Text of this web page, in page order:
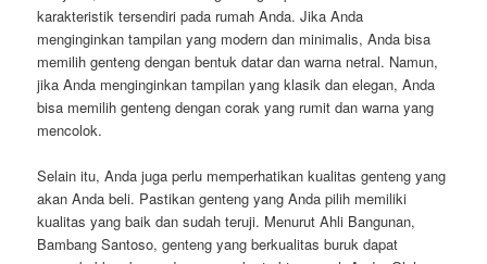
karakteristik tersendiri pada rumah Anda. Jika Anda
menginginkan tampilan yang modern dan minimalis, Anda bisa
memilih genteng dengan bentuk datar dan warna netral. Namun,
jika Anda menginginkan tampilan yang klasik dan elegan, Anda
bisa memilih genteng dengan corak yang rumit dan warna yang
mencolok.
Selain itu, Anda juga perlu memperhatikan kualitas genteng yang
akan Anda beli. Pastikan genteng yang Anda pilih memiliki
kualitas yang baik dan sudah teruji. Menurut Ahli Bangunan,
Bambang Santoso, genteng yang berkualitas buruk dapat